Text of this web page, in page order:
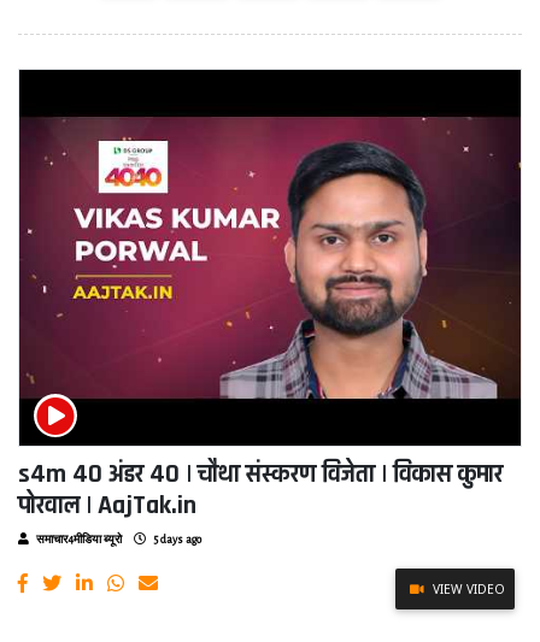
s4m 40 अंडर 40 | चौथा संस्करण विजेता | विकास कुमार
पोरवाल | AajTak.in
समाचार4मीडिया ब्यूरो 5 days ago
VIEW VIDEO